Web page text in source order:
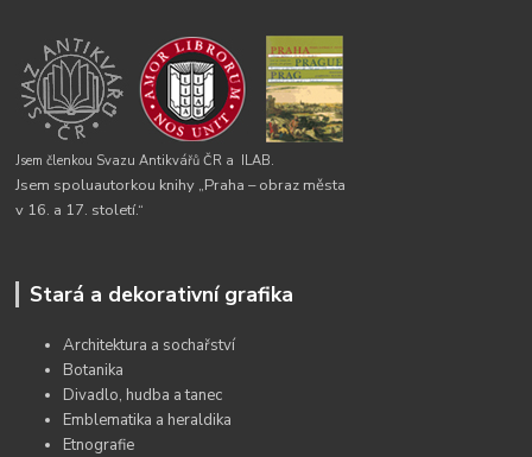
Jsem členkou Svazu Antikvářů ČR a ILAB.
Jsem spoluautorkou knihy „Praha – obraz města
v 16. a 17. století.“
Stará a dekorativní grafika
Architektura a sochařství
Botanika
Divadlo, hudba a tanec
Emblematika a heraldika
Etnografie